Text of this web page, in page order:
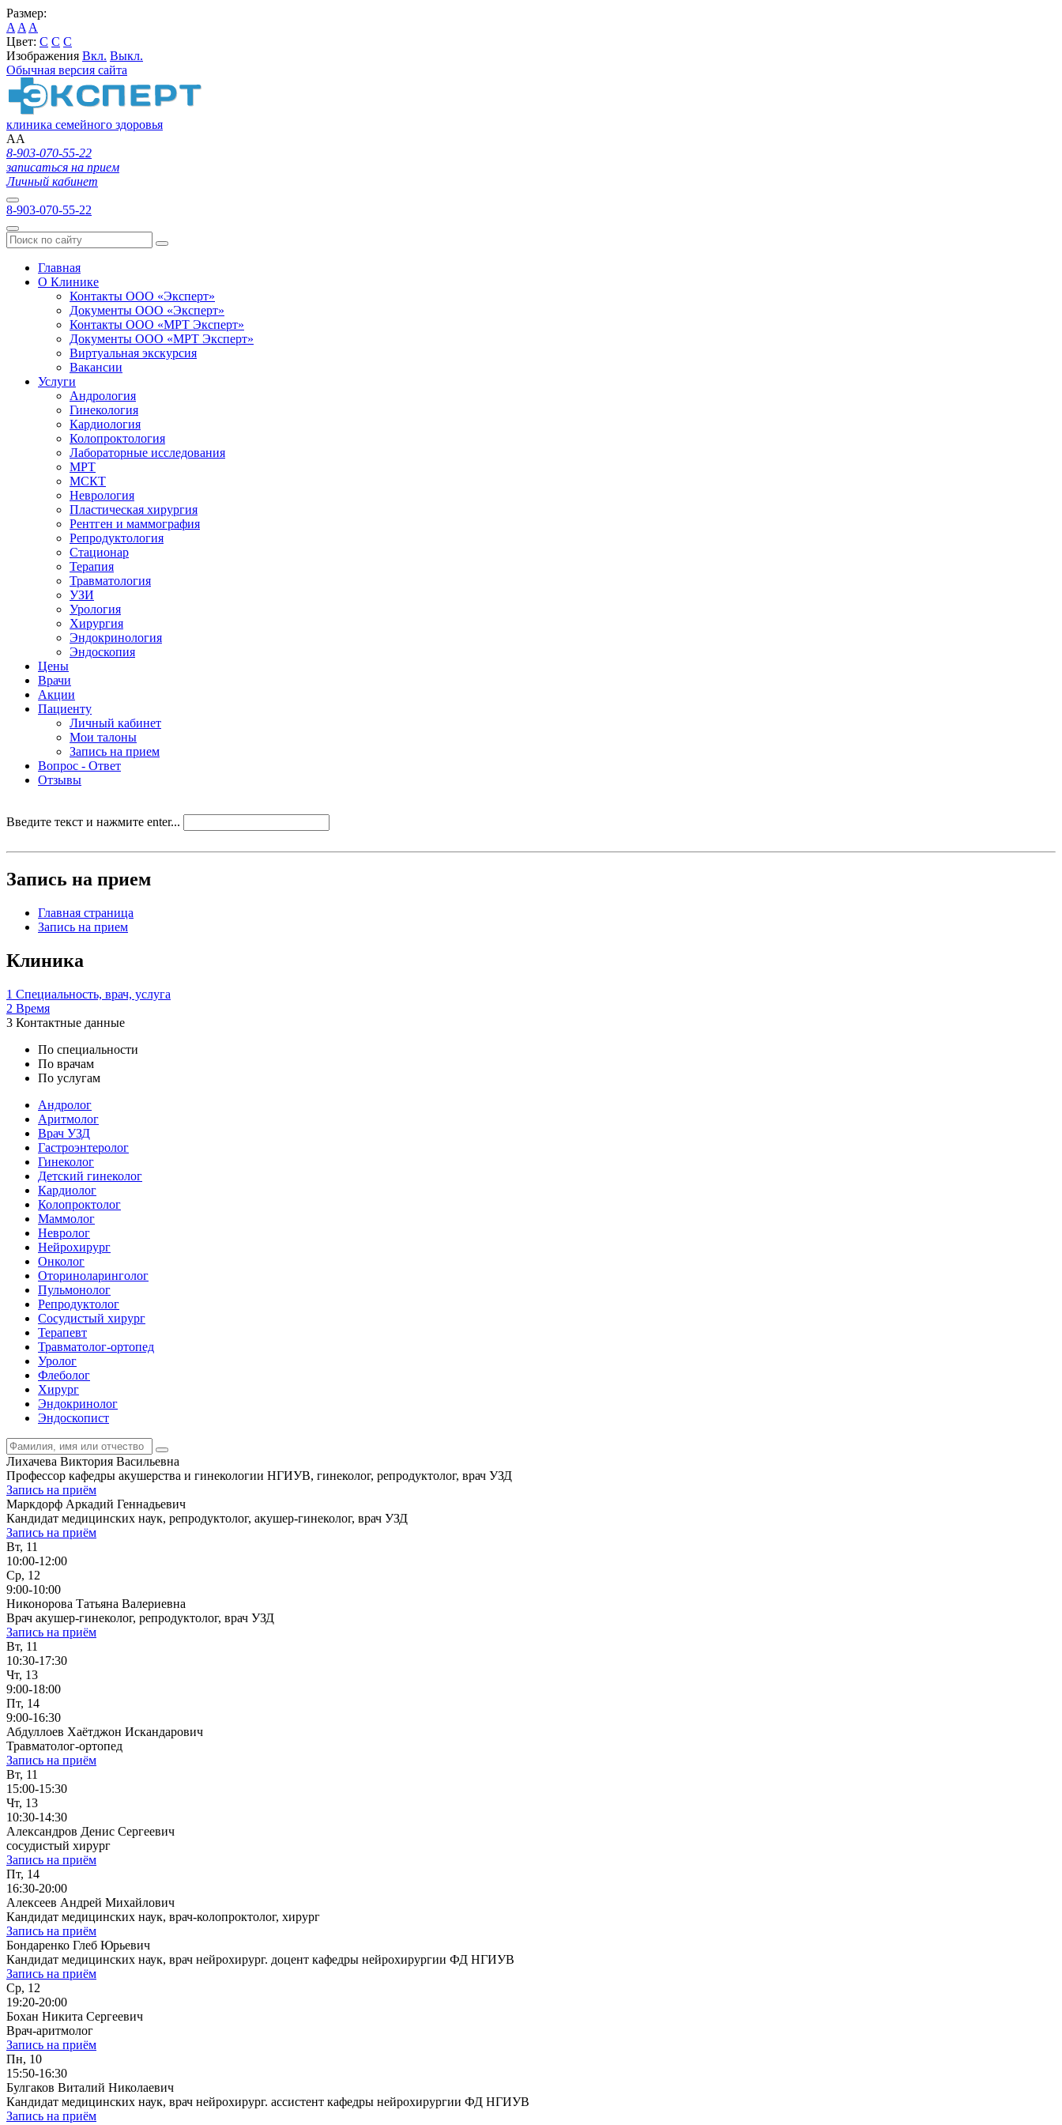
Размер:
A A A
Цвет: C C C
Изображения Вкл. Выкл.
Обычная версия сайта
клиника семейного здоровья
AA
8-903-070-55-22
записаться на прием
Личный кабинет
8-903-070-55-22
Главная
О Клинике
Контакты ООО «Эксперт»
Документы ООО «Эксперт»
Контакты ООО «МРТ Эксперт»
Документы ООО «МРТ Эксперт»
Виртуальная экскурсия
Вакансии
Услуги
Андрология
Гинекология
Кардиология
Колопроктология
Лабораторные исследования
МРТ
МСКТ
Неврология
Пластическая хирургия
Рентген и маммография
Репродуктология
Стационар
Терапия
Травматология
УЗИ
Урология
Хирургия
Эндокринология
Эндоскопия
Цены
Врачи
Акции
Пациенту
Личный кабинет
Мои талоны
Запись на прием
Вопрос - Ответ
Отзывы
Введите текст и нажмите enter...
Запись на прием
Главная страница
Запись на прием
Клиника
1 Специальность, врач, услуга
2 Время
3 Контактные данные
По специальности
По врачам
По услугам
Андролог
Аритмолог
Врач УЗД
Гастроэнтеролог
Гинеколог
Детский гинеколог
Кардиолог
Колопроктолог
Маммолог
Невролог
Нейрохирург
Онколог
Оториноларинголог
Пульмонолог
Репродуктолог
Сосудистый хирург
Терапевт
Травматолог-ортопед
Уролог
Флеболог
Хирург
Эндокринолог
Эндоскопист
Лихачева Виктория Васильевна
Профессор кафедры акушерства и гинекологии НГИУВ, гинеколог, репродуктолог, врач УЗД
Запись на приём
Маркдорф Аркадий Геннадьевич
Кандидат медицинских наук, репродуктолог, акушер-гинеколог, врач УЗД
Запись на приём
Вт, 11
10:00-12:00
Ср, 12
9:00-10:00
Никонорова Татьяна Валериевна
Врач акушер-гинеколог, репродуктолог, врач УЗД
Запись на приём
Вт, 11
10:30-17:30
Чт, 13
9:00-18:00
Пт, 14
9:00-16:30
Абдуллоев Хаётджон Искандарович
Травматолог-ортопед
Запись на приём
Вт, 11
15:00-15:30
Чт, 13
10:30-14:30
Александров Денис Сергеевич
сосудистый хирург
Запись на приём
Пт, 14
16:30-20:00
Алексеев Андрей Михайлович
Кандидат медицинских наук, врач-колопроктолог, хирург
Запись на приём
Бондаренко Глеб Юрьевич
Кандидат медицинских наук, врач нейрохирург. доцент кафедры нейрохирургии ФД НГИУВ
Запись на приём
Ср, 12
19:20-20:00
Бохан Никита Сергеевич
Врач-аритмолог
Запись на приём
Пн, 10
15:50-16:30
Булгаков Виталий Николаевич
Кандидат медицинских наук, врач нейрохирург. ассистент кафедры нейрохирургии ФД НГИУВ
Запись на приём